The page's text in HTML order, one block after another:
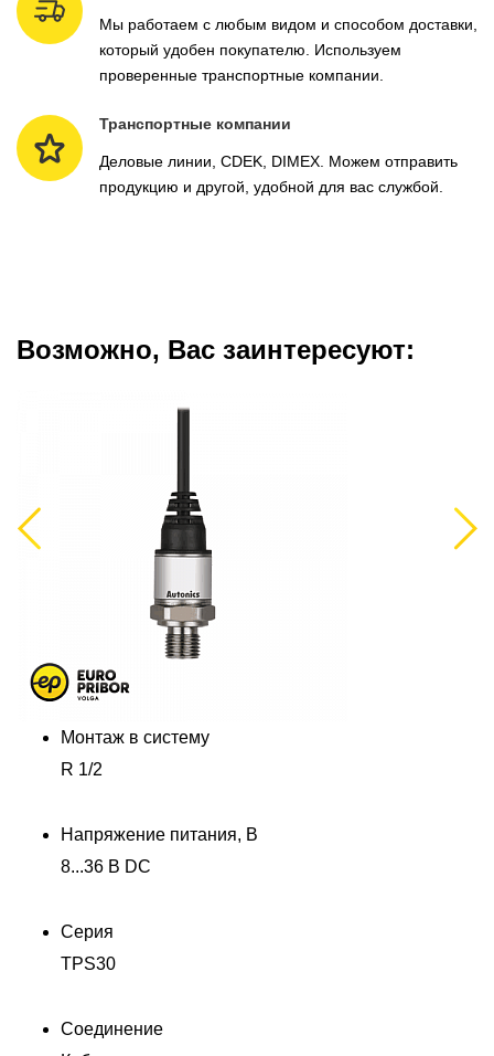
Мы работаем с любым видом и способом доставки,
который удобен покупателю. Используем
проверенные транспортные компании.
Транспортные компании
Деловые линии, CDEK, DIMEX. Можем отправить
продукцию и другой, удобной для вас службой.
Возможно, Вас заинтересуют:
Previous
Монтаж в систему
R 1/2
Напряжение питания, В
8...36 В DC
Серия
TPS30
Соединение
Next